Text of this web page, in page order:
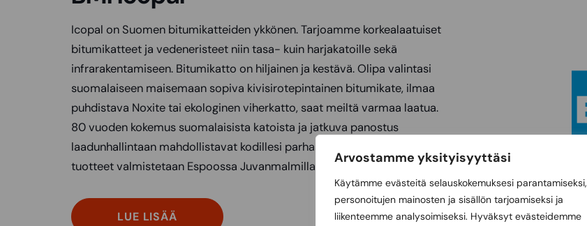
Arvostamme yksityisyyttäsi
Käytämme evästeitä selauskokemuksesi parantamiseksi,
personoitujen mainosten ja sisällön tarjoamiseksi ja
liikenteemme analysoimiseksi. Hyväksyt evästeidemme
Icopal on Suomen bitumikatteiden ykkönen. Tarjoamme korkealaatuiset
bitumikatteet ja vedeneristeet niin tasa- kuin harjakatoille sekä
infrarakentamiseen. Bitumikatto on hiljainen ja kestävä. Olipa valintasi
suomalaiseen maisemaan sopiva kivisirotepintainen bitumikate, ilmaa
puhdistava Noxite tai ekologinen viherkatto, saat meiltä varmaa laatua.
80 vuoden kokemus suomalaisista katoista ja jatkuva panostus
laadunhallintaan mahdollistavat kodillesi parhaan katon. Icopalin
tuotteet valmistetaan Espoossa Juvanmalmilla.
LUE LISÄÄ